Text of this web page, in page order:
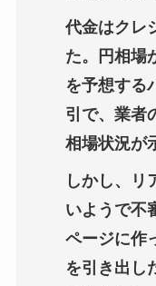
代金はクレ
た。円相場
を予想する
引で、業者
相場状況が
しかし、リ
いようで不
ページに作
を引き出し